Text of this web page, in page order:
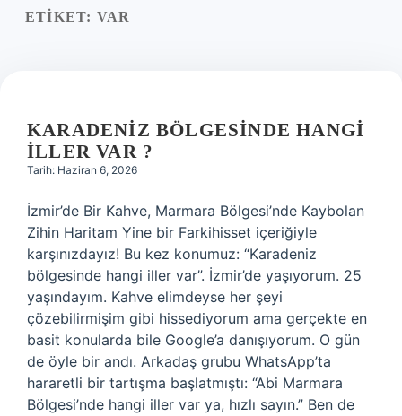
Yasal Uyarı
ETIKET: VAR
KARADENIZ BÖLGESINDE HANGI
ILLER VAR ?
Tarih: Haziran 6, 2026
İzmir’de Bir Kahve, Marmara Bölgesi’nde Kaybolan
Zihin Haritam Yine bir Farkihisset içeriğiyle
karşınızdayız! Bu kez konumuz: “Karadeniz
bölgesinde hangi iller var”. İzmir’de yaşıyorum. 25
yaşındayım. Kahve elimdeyse her şeyi
çözebilirmişim gibi hissediyorum ama gerçekte en
basit konularda bile Google’a danışıyorum. O gün
de öyle bir andı. Arkadaş grubu WhatsApp’ta
hararetli bir tartışma başlatmıştı: “Abi Marmara
Bölgesi’nde hangi iller var ya, hızlı sayın.” Ben de